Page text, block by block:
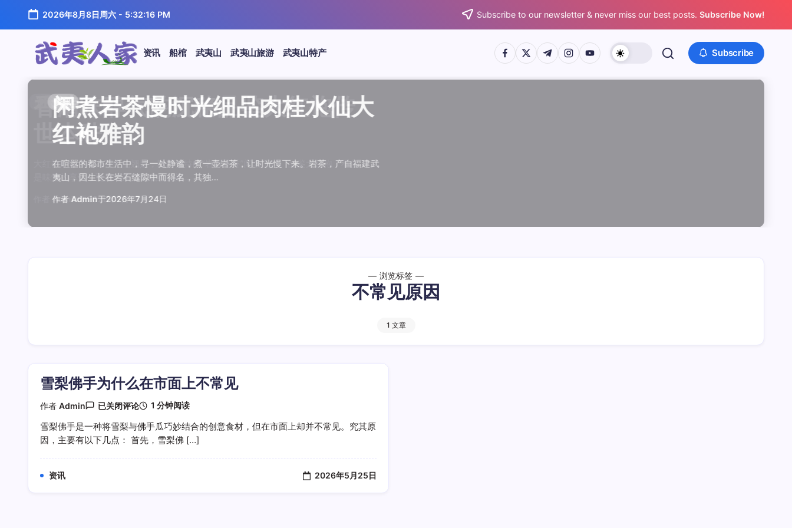
正
2026年8月8日周六- 5:32:16 PM Subscribe to our newsletter & never miss our best posts. Subscribe Now!
武
夷
资讯 船棺 武夷山 武夷山旅游 武夷山特产 https://www.facebook.com/
https://twitter.com/
https://t.me/
https://www.instagram.com/
https://youtube.com/ Subscribe
资讯
闲煮岩茶慢时光细品肉桂水仙大
红袍雅韵
在喧嚣的都市生活中，寻一处静谧，煮一壶岩茶，让时光慢下来。岩茶，产自福建武
夷山，因生长在岩石缝隙中而得名，其独…
作者 Admin于2026年7月24日
资讯
香清味醇气韵沉稳品鉴大红袍传
世本味
大红袍，作为乌龙茶中的翘楚，以其独特的“岩骨花香”闻名于世。品鉴大红袍，不仅
是味觉的享受，更是对茶文化底蕴的深…
作者 Admin于2026年7月23日
资讯
汤水顺滑底蕴绵长品鉴武夷水仙
温润质感
武夷水仙，作为乌龙茶中的经典品种，以其汤水顺滑、底蕴绵长而备受茶客青睐。品
鉴这款茶，仿佛在品味一段悠长的岁月，…
作者 Admin于2026年7月22日
资讯
唇齿留香久久不散品鉴武夷肉桂
独特魅力
武夷岩茶，素有“岩骨花香”之誉，而肉桂更是其中翘楚。其名源于香叶似肉桂，更因
其茶汤入口后，唇齿留香久久不散，令…
作者 Admin于2026年7月21日
资讯
岩韵浓淡各不同三款经典岩茶对
比品鉴
岩茶，作为乌龙茶中的瑰宝，以其独特的“岩韵”闻名于世。所谓岩韵，是茶叶在武夷
山丹霞地貌中吸收岩石矿物精华后形成…
作者 Admin于2026年7月20日
资讯
观汤色赏叶底全面品鉴肉桂水仙
大红袍
品鉴武夷岩茶，观汤色与赏叶底是关键环节。肉桂、水仙、大红袍作为岩茶代表，其
汤色与叶底各具特色，折射出工艺与山场…
作者 Admin于2026年7月19日
资讯
闲煮岩茶慢时光细品肉桂水仙大
红袍雅韵
在喧嚣的都市生活中，寻一处静谧，煮一壶岩茶，让时光慢下来。岩茶，产自福建武
夷山，因生长在岩石缝隙中而得名，其独…
作者 Admin于2026年7月24日
资讯
香清味醇气韵沉稳品鉴大红袍传
世本味
大红袍，作为乌龙茶中的翘楚，以其独特的“岩骨花香”闻名于世。品鉴大红袍，不仅
是味觉的享受，更是对茶文化底蕴的深…
作者 Admin于2026年7月23日
资讯汤水顺滑底蕴绵长品鉴武夷水仙
温润质感
武夷水仙，作为乌龙茶中的经典品种，以其汤水顺滑、底蕴绵长而备受茶客青睐。品
鉴这款茶，仿佛在品味一段悠长的岁月，…
Admin于2026年7月22日
资讯唇齿留香久久不散品鉴武夷肉桂
独特魅力
武夷岩茶，素有“岩骨花香”之誉，而肉桂更是其中翘楚。其名源于香叶似肉桂，更因
其茶汤入口后，唇齿留香久久不散，令…
Admin于2026年7月21日
资讯岩韵浓淡各不同三款经典岩茶对
比品鉴
岩茶，作为乌龙茶中的瑰宝，以其独特的“岩韵”闻名于世。所谓岩韵，是茶叶在武夷
山丹霞地貌中吸收岩石矿物精华后形成…
Admin于2026年7月20日
资讯观汤色赏叶底全面品鉴肉桂水仙
大红袍
品鉴武夷岩茶，观汤色与赏叶底是关键环节。肉桂、水仙、大红袍作为岩茶代表，其
汤色与叶底各具特色，折射出工艺与山场…
Admin于2026年7月19日
资讯闲煮岩茶慢时光细品肉桂水仙大
红袍雅韵
在喧嚣的都市生活中，寻一处静谧，煮一壶岩茶，让时光慢下来。岩茶，产自福建武
夷山，因生长在岩石缝隙中而得名，其独…
Admin于2026年7月24日
资讯香清味醇气韵沉稳品鉴大红袍传
世本味
大红袍，作为乌龙茶中的翘楚，以其独特的“岩骨花香”闻名于世。品鉴大红袍，不仅
是味觉的享受，更是对茶文化底蕴的深…
Admin于2026年7月23日
资讯汤水顺滑底蕴绵长品鉴武夷水仙
温润质感
武夷水仙，作为乌龙茶中的经典品种，以其汤水顺滑、底蕴绵长而备受茶客青睐。品
鉴这款茶，仿佛在品味一段悠长的岁月，…
Admin于2026年7月22日
资讯唇齿留香久久不散品鉴武夷肉桂
独特魅力
武夷岩茶，素有“岩骨花香”之誉，而肉桂更是其中翘楚。其名源于香叶似肉桂，更因
其茶汤入口后，唇齿留香久久不散，令…
Admin于2026年7月21日
资讯岩韵浓淡各不同三款经典岩茶对
比品鉴
岩茶，作为乌龙茶中的瑰宝，以其独特的“岩韵”闻名于世。所谓岩韵，是茶叶在武夷
山丹霞地貌中吸收岩石矿物精华后形成…
Admin于2026年7月20日
资讯观汤色赏叶底全面品鉴肉桂水仙
大红袍
品鉴武夷岩茶，观汤色与赏叶底是关键环节。肉桂、水仙、大红袍作为岩茶代表，其
汤色与叶底各具特色，折射出工艺与山场…
Admin于2026年7月19日
浏览标签
不常见原因
1 文章
雪梨佛手为什么在市面上不常见
作者 Admin
雪
佛
手
为
已关闭评论 1 分钟阅读
雪梨佛手是一种将雪梨与佛手瓜巧妙结合的创意食材，但在市面上却并不常见。究其原
因，主要有以下几点： 首先，雪梨佛 […]
资讯 2026年5月25日